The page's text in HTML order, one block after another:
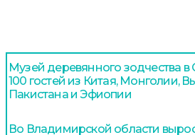
Музей деревянного зодчества в
100 гостей из Китая, Монголии,
Пакистана и Эфиопии
Во Владимирской области